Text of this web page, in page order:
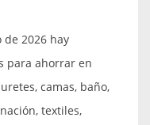
de 2026 hay
para ahorrar en
camas, baño,
textiles,